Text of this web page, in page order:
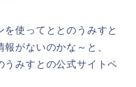
使ってととのうみすと
がないのかな～と、
うみすとの公式サイトペ